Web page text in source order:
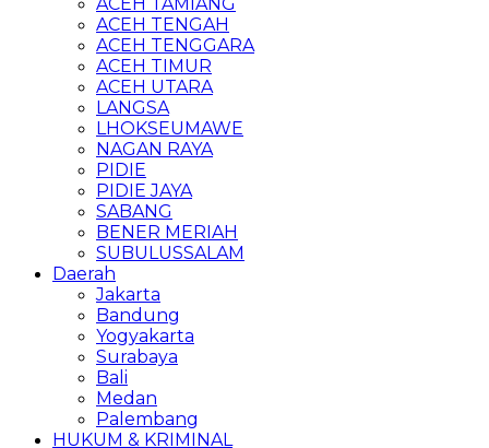
ACEH TENGAH
ACEH TENGGARA
ACEH TIMUR
ACEH UTARA
LANGSA
LHOKSEUMAWE
NAGAN RAYA
PIDIE
PIDIE JAYA
SABANG
BENER MERIAH
SUBULUSSALAM
Daerah
Jakarta
Bandung
Yogyakarta
Surabaya
Bali
Medan
Palembang
HUKUM & KRIMINAL